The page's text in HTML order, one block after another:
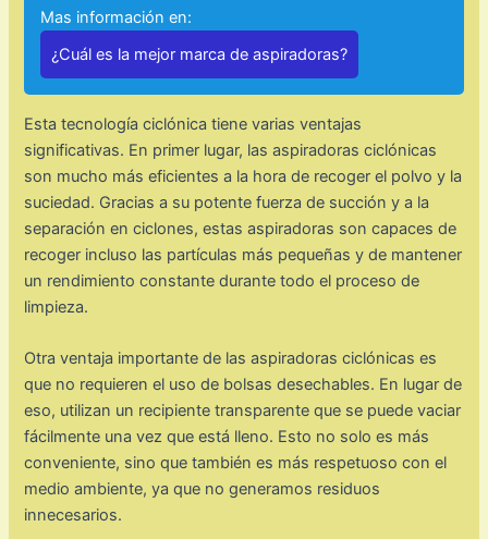
Mas información en:
¿Cuál es la mejor marca de aspiradoras?
Esta tecnología ciclónica tiene varias ventajas
significativas. En primer lugar, las aspiradoras ciclónicas
son mucho más eficientes a la hora de recoger el polvo y la
suciedad. Gracias a su potente fuerza de succión y a la
separación en ciclones, estas aspiradoras son capaces de
recoger incluso las partículas más pequeñas y de mantener
un rendimiento constante durante todo el proceso de
limpieza.
Otra ventaja importante de las aspiradoras ciclónicas es
que no requieren el uso de bolsas desechables. En lugar de
eso, utilizan un recipiente transparente que se puede vaciar
fácilmente una vez que está lleno. Esto no solo es más
conveniente, sino que también es más respetuoso con el
medio ambiente, ya que no generamos residuos
innecesarios.